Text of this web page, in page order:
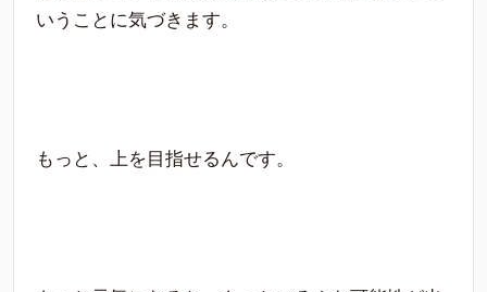
いうことに気づきます。
もっと、上を目指せるんです。